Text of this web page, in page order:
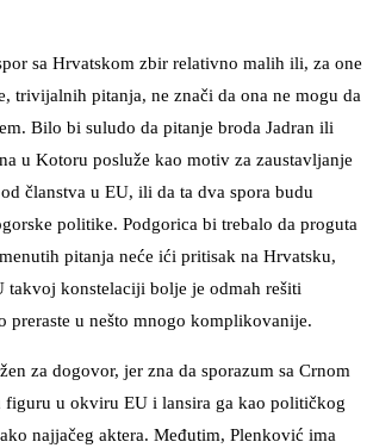
sa Hrvatskom zbir relativno malih ili, za one
trivijalnih pitanja, ne znači da ona ne mogu da
Bilo bi suludo da pitanje broda Jadran ili
u Kotoru posluže kao motiv za zaustavljanje
članstva u EU, ili da ta dva spora budu
politike. Podgorica bi trebalo da proguta
pitanja neće ići pritisak na Hrvatsku,
takvoj konstelaciji bolje je odmah rešiti
preraste u nešto mnogo komplikovanije.
za dogovor, jer zna da sporazum sa Crnom
figuru u okviru EU i lansira ga kao političkog
najjačeg aktera. Međutim, Plenković ima